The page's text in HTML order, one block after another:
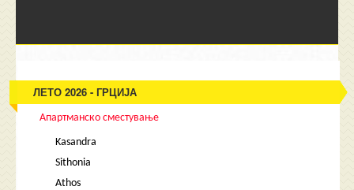
ЛЕТО 2026 - ГРЦИЈА
Апартманско сместување
Kasandra
Sithonia
Athos